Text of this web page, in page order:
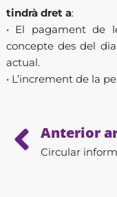
tindrà dret a:
• El pagament de
concepte des del
actual.
• L’increment de la
Prev
Anterior